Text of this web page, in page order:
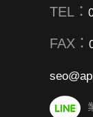
TEL：
FAX：